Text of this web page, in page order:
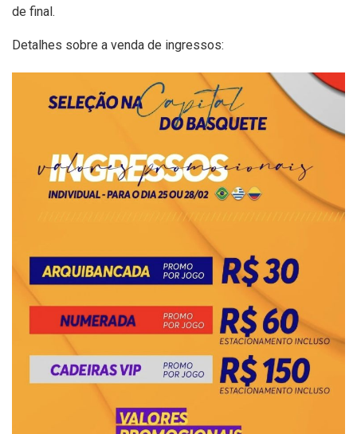
de final.
Detalhes sobre a venda de ingressos: